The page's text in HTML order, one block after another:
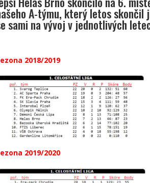
A-týmu, který letos
sami na vývoj v jednotlivých
2018/2019
2019/2020